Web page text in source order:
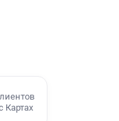
Картах